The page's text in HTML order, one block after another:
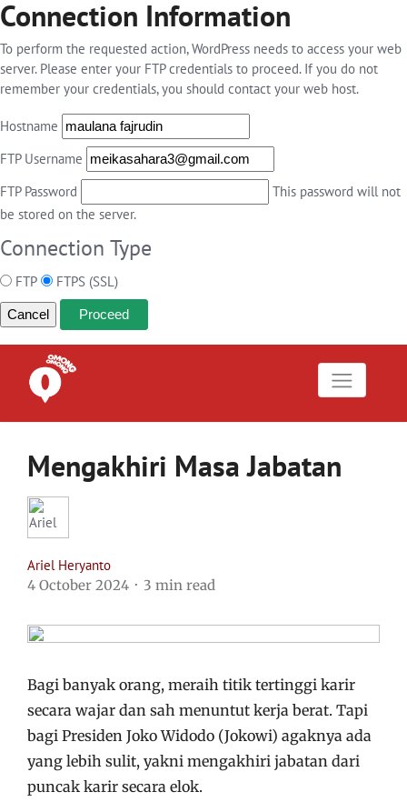
Connection Information
To perform the requested action, WordPress needs to access your web
server. Please enter your FTP credentials to proceed. If you do not
remember your credentials, you should contact your web host.
Hostname
FTP Username
FTP Password
This password will not
be stored on the server.
Connection Type
FTP FTPS (SSL)
Cancel
Mengakhiri Masa Jabatan
Ariel Heryanto
4 October 2024
3 min read
Bagi banyak orang, meraih titik tertinggi karir
secara wajar dan sah menuntut kerja berat. Tapi
bagi Presiden Joko Widodo (Jokowi) agaknya ada
yang lebih sulit, yakni mengakhiri jabatan dari
puncak karir secara elok.